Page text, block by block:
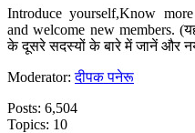
Introduce yourself,Know
and welcome new members.
के दूसरे सदस्यों के बारे में जानें और
Moderator:दीपक पनेरू
Posts: 6,504
Topics: 10